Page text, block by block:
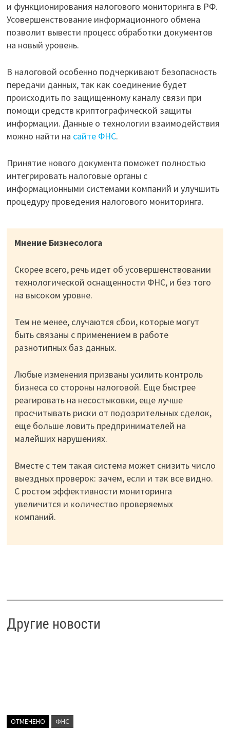
и функционирования налогового мониторинга в РФ.
Усовершенствование информационного обмена
позволит вывести процесс обработки документов
на новый уровень.
В налоговой особенно подчеркивают безопасность
передачи данных, так как соединение будет
происходить по защищенному каналу связи при
помощи средств криптографической защиты
информации. Данные о технологии взаимодействия
можно найти на сайте ФНС.
Принятие нового документа поможет полностью
интегрировать налоговые органы с
информационными системами компаний и улучшить
процедуру проведения налогового мониторинга.
Мнение Бизнесолога
Скорее всего, речь идет об усовершенствовании
технологической оснащенности ФНС, и без того
на высоком уровне.
Тем не менее, случаются сбои, которые могут
быть связаны с применением в работе
разнотипных баз данных.
Любые изменения призваны усилить контроль
бизнеса со стороны налоговой. Еще быстрее
реагировать на несостыковки, еще лучше
просчитывать риски от подозрительных сделок,
еще больше ловить предпринимателей на
малейших нарушениях.
Вместе с тем такая система может снизить число
выездных проверок: зачем, если и так все видно.
С ростом эффективности мониторинга
увеличится и количество проверяемых
компаний.
Другие новости
ОТМЕЧЕНО ФНС